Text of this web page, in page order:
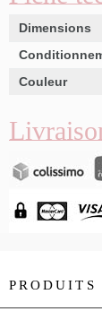
Dimensions
Couleur
PRODUITS